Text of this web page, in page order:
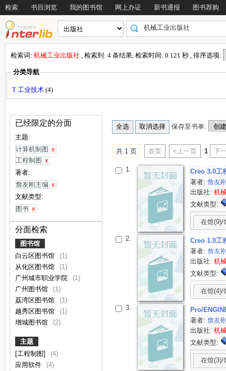
检索 书目浏览 我的图书馆 网上办证 新书通报 图书荐购
检索词: 机械工业出版社 , 检索到: 4 条结果, 检索时间: 0.121 秒 , 排序选项:
分类导航
T 工业技术 (4)
已经限定的分面
主题:
计算机制图 x
工程制图 x
著者:
詹友刚主编 x
文献类型:
图书 x
分面检索
图书馆
白云区图书馆
(1)
从化区图书馆
(1)
广州城市职业学院
(1)
广州图书馆
(1)
荔湾区图书馆
(1)
越秀区图书馆
(1)
增城图书馆
(2)
主题
[工程制图]
(4)
应用软件
(4)
保存至书单:
共 1 页 首页 <上一页 1 下
1.
Creo 3.0工
著者:詹友
出版社:机
文献类型:
在馆(9)/
2.
Creo 1.0工
著者:詹友
出版社:机
文献类型:
在馆(4)/
3.
Pro/
著者:詹友
出版社:机
文献类型:
在馆(3)/